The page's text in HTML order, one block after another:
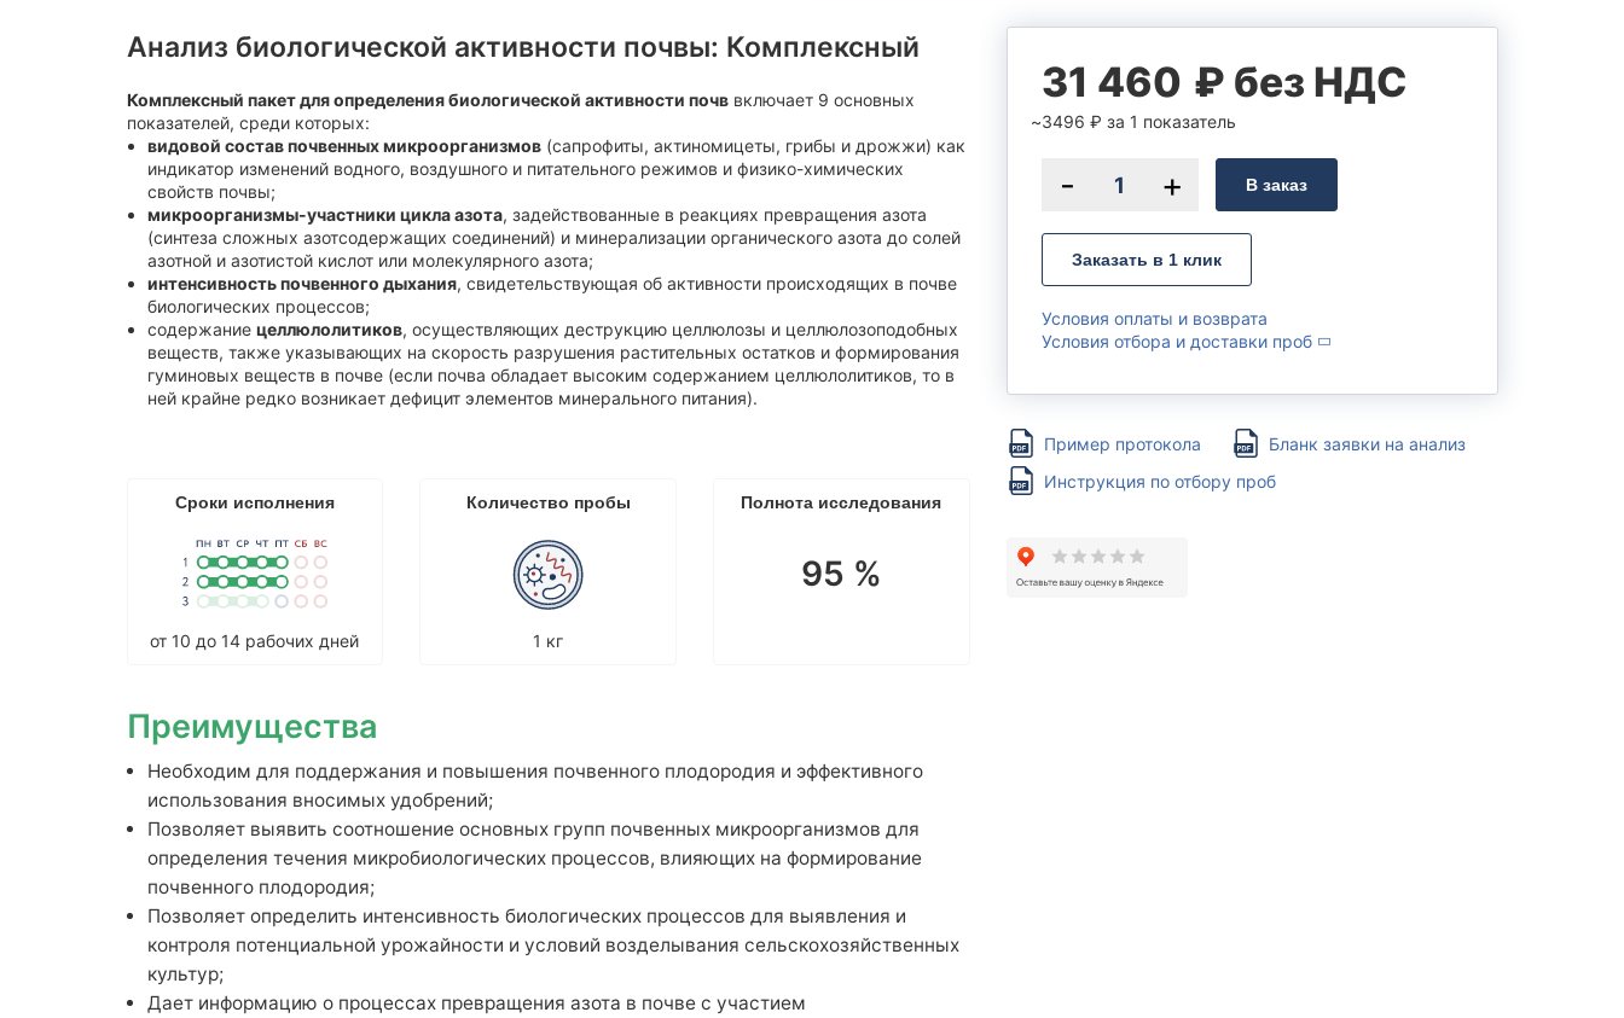
Анализ природной воды
Анализ воды из реки, пруда
Анализ воды из аквариума
Микробиологический и
паразитологический анализ
природной воды
Комплексные наборы
Анионы
Полициклические ароматические
Гранулометрический состав
взвешенных частиц в воде
Анализ жидкой пробы: вода для
бетонов
Индивидуальный набор показателей
Анализ почвы на безопасность
Комплексные наборы
Тяжелые металлы
Гранулометрический состав
Естественные радионуклиды (ЕРН)
Полициклические ароматические
Индивидуальный набор показателей
Публичная оферта
Партнёрство
Анализ биологической активности почвы: Комплексный⁠
Комплексный пакет для определения биологической активности почввключает 9 основных
показателей, среди которых:
видовой состав почвенных микроорганизмов (сапрофиты, актиномицеты, грибы и дрожжи) как
индикатор изменений водного, воздушного и питательного режимов и физико-химических
свойств почвы;
микроорганизмы-участники цикла азота, задействованные в реакциях превращения азота
(синтеза сложных азотсодержащих соединений) и минерализации органического азота до солей
азотной и азотистой кислот или молекулярного азота;
интенсивность почвенного дыхания, свидетельствующая об активности происходящих в почве
биологических процессов;
содержание целлюлолитиков, осуществляющих деструкцию целлюлозы и целлюлозоподобных
веществ, также указывающих на скорость разрушения растительных остатков и формирования
гуминовых веществ в почве (если почва обладает высоким содержанием целлюлолитиков, то в
ней крайне редко возникает дефицит элементов минерального питания).
Сроки исполнения
от 10 до 14 рабочих дней
Количество пробы
1 кг
Полнота исследования
95 %
Преимущества
Необходим для поддержания и повышения почвенного плодородия и эффективного
использования вносимых удобрений;
Позволяет выявить соотношение основных групп почвенных микроорганизмов для
определения течения микробиологических процессов, влияющих на формирование
почвенного плодородия;
Позволяет определить интенсивность биологических процессов для выявления и
контроля потенциальной урожайности и условий возделывания сельскохозяйственных
культур;
Дает информацию о процессах превращения азота в почве с участием
31 460 ₽ без НДС
3496 ₽ за 1 показатель
В заказ
Заказать в 1 клик
Условия оплаты и возврата
Условия отбора и доставки проб
Пример протокола
Бланк заявки на анализ
Инструкция по отбору проб